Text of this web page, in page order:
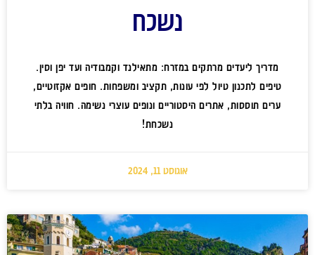
נשכח
מדריך ליעדים מרתקים במזרח: מתאילנד וקמבודיה ועד יפן וסין.
טיפים לתכנון טיול לפי עונות, תקציב ומשפחות. חופים אקזוטיים,
ערים תוססות, אתרים היסטוריים ונופים עוצרי נשימה. חוויה בלתי
נשכחת!
אוגוסט 11, 2024